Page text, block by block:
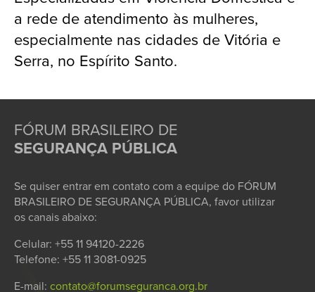
a rede de atendimento às mulheres,
especialmente nas cidades de Vitória e
Serra, no Espírito Santo.
FÓRUM BRASILEIRO DE
SEGURANÇA PÚBLICA
Se quiser entrar em contato com a equipe do FÓRUM
BRASILEIRO DE SEGURANÇA PÚBLICA, favor utilizar
os canais abaixo:
Celular: +55 11 94120-2226
Telefone: +55 11 3081-0925
E-mail: contato@forumseguranca.org.br